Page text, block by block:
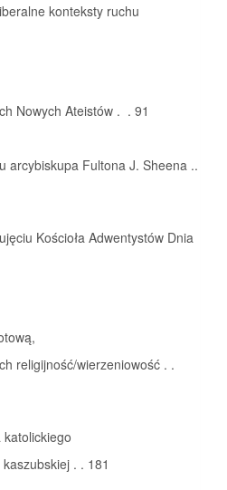
konteksty ruchu
Nowych Ateistów . . 91
arcybiskupa Fultona J. Sheena ..
Kościoła Adwentystów Dnia
religijność/wierzeniowość . .
katolickiego
. . 181